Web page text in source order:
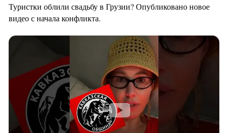
Туристки облили свадьбу в Грузии? Опубликовано новое
видео с начала конфликта.